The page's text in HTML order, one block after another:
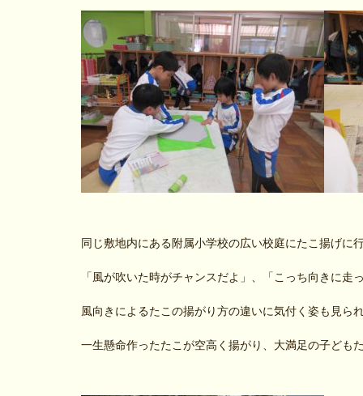
同じ敷地内にある附属小学校の広い校庭にたこ揚げに
「風が吹いた時がチャンスだよ」、「こっち向きに走
風向きによるたこの揚がり方の違いに気付く姿も見ら
一生懸命作ったたこが空高く揚がり、大満足の子ども